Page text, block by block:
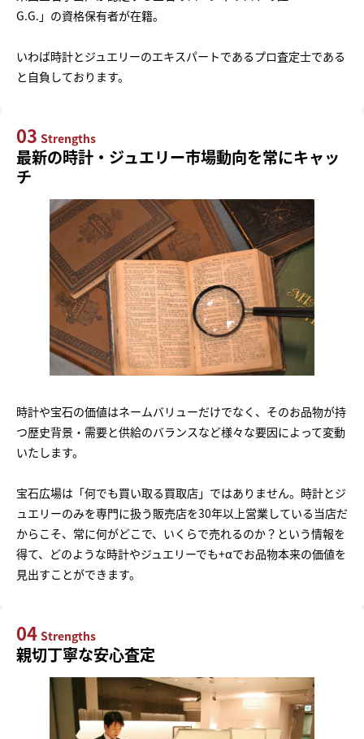
G.G.」の資格保有者が在籍。
いわば時計とジュエリーのエキスパートであるプロ査定士である
と自負しております。
03 Strengths
最新の時計・ジュエリー市場動向を常にキャッ
チ
時計や宝石の価値はネームバリューだけでなく、そのお品物が持
つ歴史背景・需要と供給のバランスなど様々な要因によって変動
いたします。
宝石広場は「何でも買い取る買取店」ではありません。時計とジ
ュエリーのみを専門に扱う販売店を30年以上営業している当店だ
からこそ、常に何がどこで、いくらで売れるのか？という情報を
得て、どのような時計やジュエリーでも+αでお品物本来の価値を
見出すことができます。
04 Strengths
親切丁寧な安心査定